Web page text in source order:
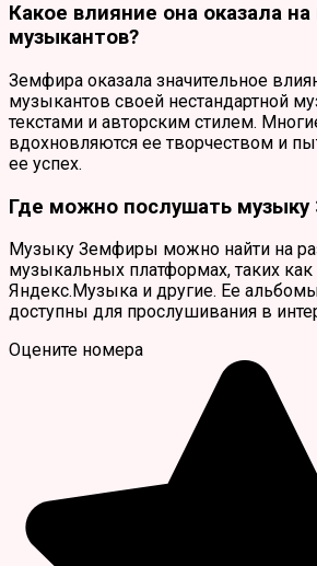
Какое влияние она оказала
музыкантов?
Земфира оказала значительное
музыкантов своей нестандартной
текстами и авторским стилем.
вдохновляются ее творчеством и
ее успех.
Где можно послушать
Музыку Земфиры можно найти на
музыкальных платформах, таких
Яндекс.Музыка и другие. Ее
доступны для прослушивания в
Оцените номера